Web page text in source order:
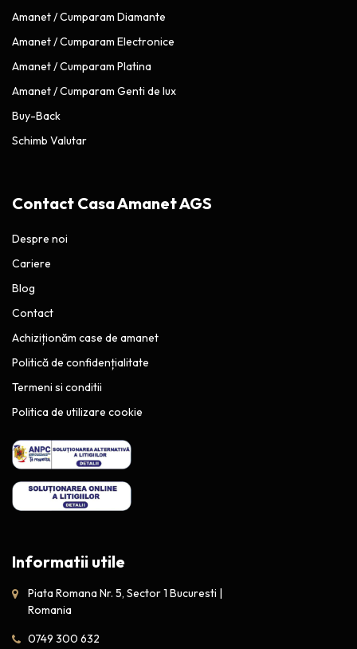
Amanet / Cumparam Diamante
Amanet / Cumparam Electronice
Amanet / Cumparam Platina
Amanet / Cumparam Genti de lux
Buy-Back
Schimb Valutar
Contact Casa Amanet AGS
Despre noi
Cariere
Blog
Contact
Achiziționăm case de amanet
Politică de confidențialitate
Termeni si conditii
Politica de utilizare cookie
Informatii utile
Piata Romana Nr. 5, Sector 1 Bucuresti |
Romania
0749 300 632